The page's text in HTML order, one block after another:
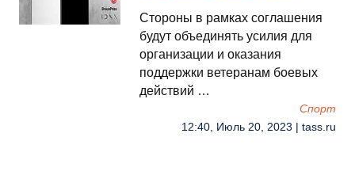
Стороны в рамках соглашения
будут объединять усилия для
организации и оказания
поддержки ветеранам боевых
действий …
Спорт
12:40, Июль 20, 2023 | tass.ru